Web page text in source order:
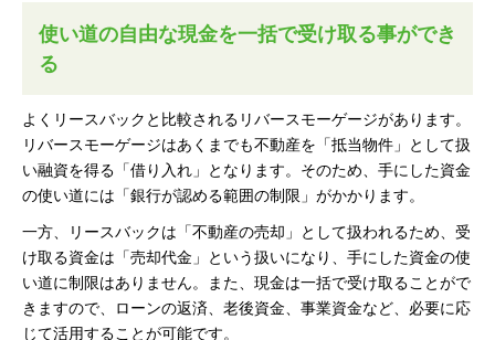
使い道の自由な現金を一括で受け取る事ができ
る
よくリースバックと比較されるリバースモーゲージがあります。
リバースモーゲージはあくまでも不動産を「抵当物件」として扱
い融資を得る「借り入れ」となります。そのため、手にした資金
の使い道には「銀行が認める範囲の制限」がかかります。
一方、リースバックは「不動産の売却」として扱われるため、受
け取る資金は「売却代金」という扱いになり、手にした資金の使
い道に制限はありません。また、現金は一括で受け取ることがで
きますので、ローンの返済、老後資金、事業資金など、必要に応
じて活用することが可能です。